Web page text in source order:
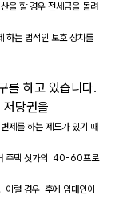
을 할 경우 전세금을 돌려
하는 법적인 보호 장치를
를 하고 있습니다.
당권을
제를 하는 제도가 있기 때
주택 싯가의 40-60프로
럴 경우 후에 임대인이